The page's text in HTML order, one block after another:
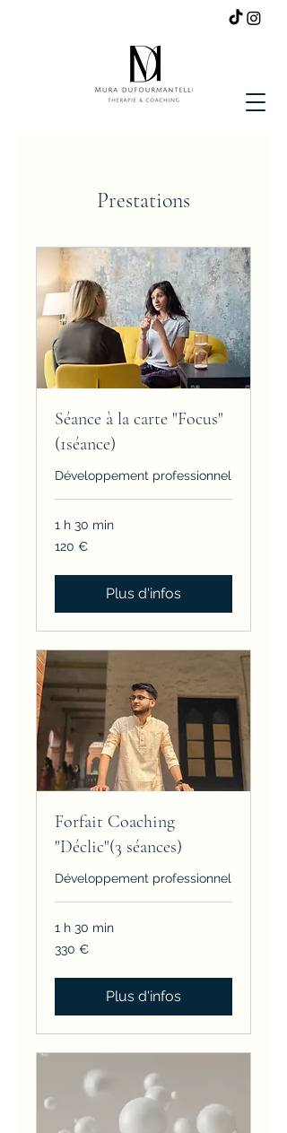
Prestations
Séance à la carte "Focus"
(1séance)
Développement professionnel
1 h 30 min
euros
120 €
Plus d'infos
Forfait Coaching
"Déclic"(3 séances)
Développement professionnel
1 h 30 min
euros
330 €
Plus d'infos